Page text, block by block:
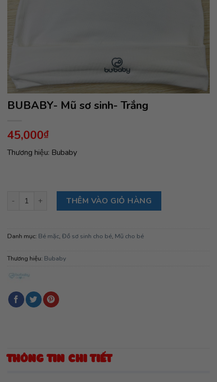
BUBABY- Mũ sơ sinh- Trắng
45,000₫
Thương hiệu: Bubaby
BUBABY- Mũ sơ sinh- Trắng số lượng
THÊM VÀO GIỎ HÀNG
Danh mục: Bé mặc, Đồ sơ sinh cho bé, Mũ cho bé
Thương hiệu: Bubaby
THÔNG TIN CHI TIẾT